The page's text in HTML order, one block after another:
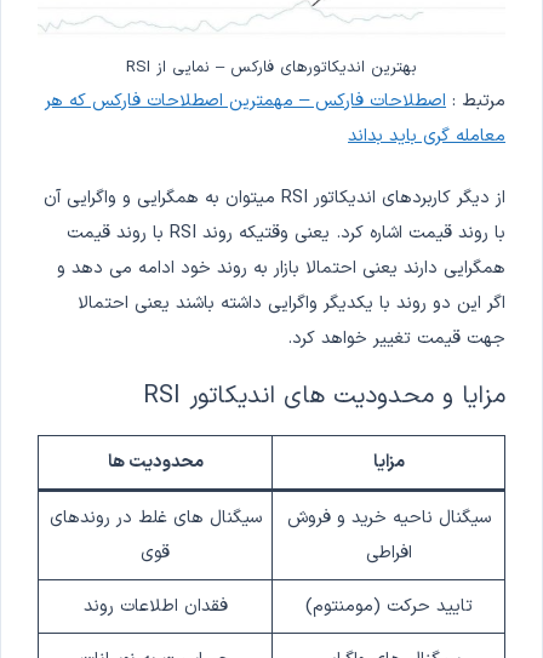
بهترین اندیکاتورهای فارکس – نمایی از RSI
مرتبط : اصطلاحات فارکس – مهمترین اصطلاحات فارکس که هر
معامله گری باید بداند
از دیگر کاربردهای اندیکاتور RSI میتوان به همگرایی و واگرایی آن
با روند قیمت اشاره کرد. یعنی وقتیکه روند RSI با روند قیمت
همگرایی دارند یعنی احتمالا بازار به روند خود ادامه می دهد و
اگر این دو روند با یکدیگر واگرایی داشته باشند یعنی احتمالا
جهت قیمت تغییر خواهد کرد.
مزایا و محدودیت های اندیکاتور RSI
مزایا محدودیت ها
سیگنال ناحیه خرید و فروش
افراطی
سیگنال های غلط در روندهای
قوی
تایید حرکت (مومنتوم)
فقدان اطلاعات روند